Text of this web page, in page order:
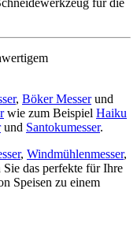
für die
, Böker Messerund
wie zum Beispiel Haiku
und Santokumesser.
, Windmühlenmesser,
Sie das perfekte für Ihre
Speisen zu einem